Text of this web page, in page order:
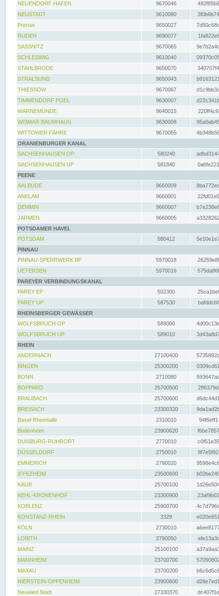
NEUENDORF HAFEN
9670046
NEUSTADT
9610080
Prerow
9650027
RUDEN
9690077
SASSNITZ
9670065
SCHLESWIG
9610040
STAHLBRODE
9650070
STRALSUND
9650043
THIESSOW
9670067
TIMMENDORF POEL
9630007
WARNEMÜNDE
9640015
WISMAR-BAUMHAUS
9630008
WITTOWER FÄHRE
9670055
ORANIENBURGER KANAL
SACHSENHAUSEN OP
580240
SACHSENHAUSEN UP
581840
PEENE
AALBUDE
9660009
ANKLAM
9660001
DEMMIN
9660007
JARMEN
9660005
POTSDAMER HAVEL
POTSDAM
580412
PINNAU
PINNAU-SPERRWERK BP
5970018
UETERSEN
5970016
PAREYER VERBINDUNGSKANAL
PAREY EP
502300
PAREY UP
587530
RHEINSBERGER GEWÄSSER
WOLFSBRUCH OP
589000
WOLFSBRUCH UP
589010
RHEIN
ANDERNACH
27100400
BINGEN
25300200
BONN
2710080
BOPPARD
25700500
BRAUBACH
25700600
BREISACH
23300320
Basel-Rheinhalle
2310010
Bodenheim
23900620
DUISBURG-RUHRORT
2770010
DÜSSELDORF
2750010
EMMERICH
2790020
IFFEZHEIM
23500600
KAUB
25700100
KEHL-KRONENHOF
23300900
KOBLENZ
25900700
KONSTANZ-RHEIN
3329
KÖLN
2730010
LOBITH
2790050
MAINZ
25100100
MANNHEIM
23700700
MAXAU
23700200
NIERSTEIN-OPPENHEIM
23900600
Neuwied Stadt
27100370